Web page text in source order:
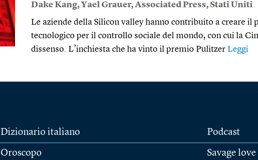
Dake Kang,Yael Grauer,Associated Press,Stati Uniti
Le aziende della Silicon valley hanno contribuito a creare il
tecnologico per il controllo sociale del mondo, con cui la
dissenso. L’inchiesta che ha vinto il premio Pulitzer Leggi
Dizionario italiano
Oroscopo
Podcast
Savage love